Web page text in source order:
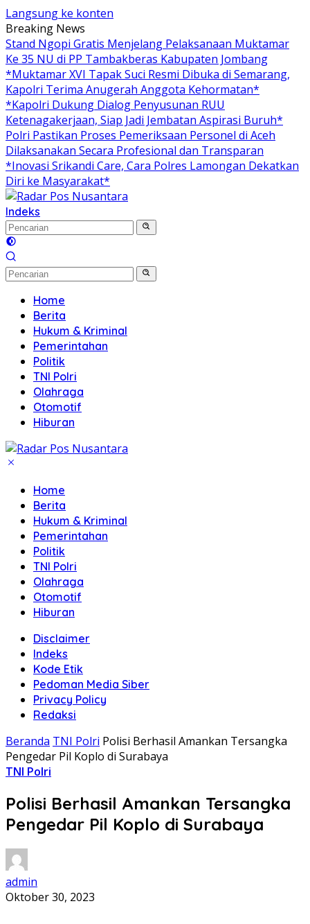
Langsung ke konten
Breaking News
Stand Ngopi Gratis Menjelang Pelaksanaan Muktamar
Ke 35 NU di PP Tambakberas Kabupaten Jombang
*Muktamar XVI Tapak Suci Resmi Dibuka di Semarang,
Kapolri Terima Anugerah Anggota Kehormatan*
*Kapolri Dukung Dialog Penyusunan RUU
Ketenagakerjaan, Siap Jadi Jembatan Aspirasi Buruh*
Polri Pastikan Proses Pemeriksaan Personel di Aceh
Dilaksanakan Secara Profesional dan Transparan
*Inovasi Srikandi Care, Cara Polres Lamongan Dekatkan
Diri ke Masyarakat*
Indeks
Home
Berita
Hukum & Kriminal
Pemerintahan
Politik
TNI Polri
Olahraga
Otomotif
Hiburan
Home
Berita
Hukum & Kriminal
Pemerintahan
Politik
TNI Polri
Olahraga
Otomotif
Hiburan
Disclaimer
Indeks
Kode Etik
Pedoman Media Siber
Privacy Policy
Redaksi
Beranda TNI Polri Polisi Berhasil Amankan Tersangka
Pengedar Pil Koplo di Surabaya
TNI Polri
Polisi Berhasil Amankan Tersangka
Pengedar Pil Koplo di Surabaya
admin
Oktober 30, 2023